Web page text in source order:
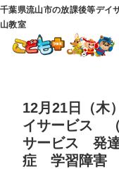
千葉県流山市の放課後等デイ
山教室
12月21日（
イサービス
サービス 発
症 学習障害